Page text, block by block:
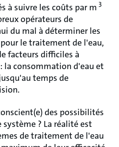
à suivre les coûts par m 3
opérateurs de
du mal à déterminer les
le traitement de l'eau,
facteurs difficiles à
la consommation d'eau et
temps de
des possibilités
? La réalité est
de traitement de l'eau